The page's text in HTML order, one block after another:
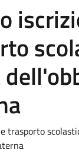
trasporto